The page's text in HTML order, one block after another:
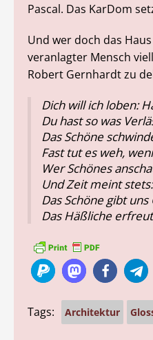
Pascal. Das KarDom
Und wer doch das
veranlagter Mensch
Robert Gernhardt zu
Dich will ich loben:
Du hast so was
Das Schöne
Fast tut es weh,
Wer Schönes
Und Zeit meint
Das Schöne gibt
Das Häßliche
Tags: Architektur